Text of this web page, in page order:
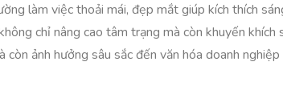
làm việc thoải mái, đẹp mắt giúp kích thích
chỉ nâng cao tâm trạng mà còn khuyến
ảnh hưởng sâu sắc đến văn hóa doanh